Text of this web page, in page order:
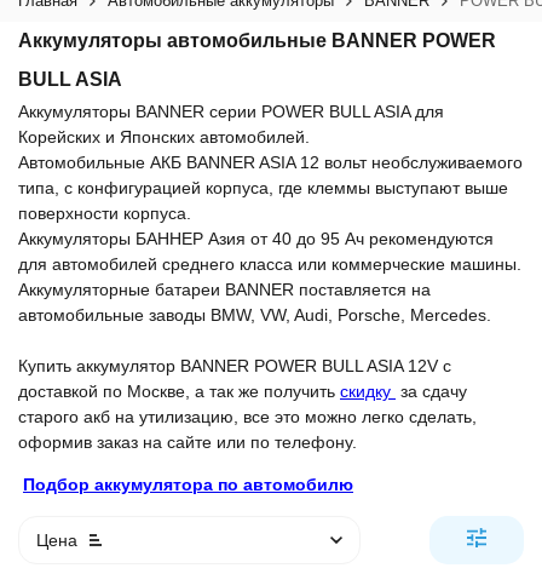
Аккумуляторы автомобильные BANNER POWER
BULL ASIA
Аккумуляторы BANNER серии POWER BULL ASIA для
Корейских и Японских автомобилей.
Автомобильные АКБ BANNER ASIA 12 вольт необслуживаемого
типа, с конфигурацией корпуса, где клеммы выступают выше
поверхности корпуса.
Аккумуляторы БАННЕР Азия от 40 до 95 Ач рекомендуются
для автомобилей среднего класса или коммерческие машины.
Аккумуляторные батареи BANNER поставляется на
автомобильные заводы BMW, VW, Audi, Porsche, Mercedes.
Купить аккумулятор BANNER POWER BULL ASIA 12V с
доставкой по Москве, а так же получить скидку за сдачу
старого акб на утилизацию, все это можно легко сделать,
оформив заказ на сайте или по телефону.
Подбор аккумулятора по автомобилю
Цена